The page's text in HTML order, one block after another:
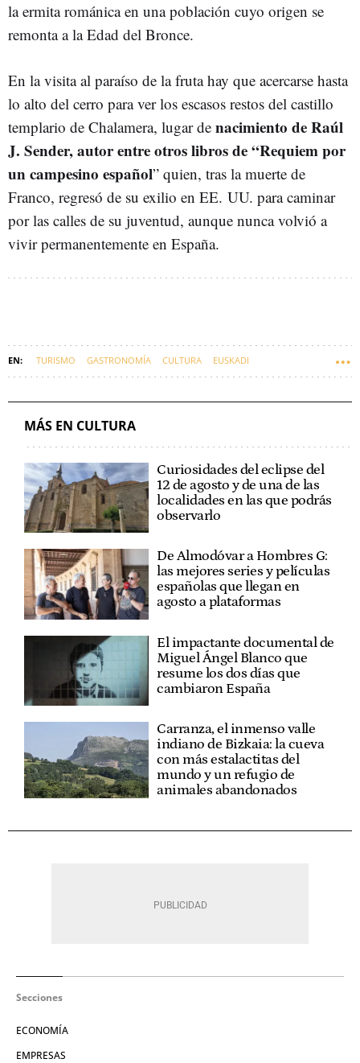
la ermita románica en una población cuyo origen se
remonta a la Edad del Bronce.
En la visita al paraíso de la fruta hay que acercarse hasta
lo alto del cerro para ver los escasos restos del castillo
templario de Chalamera, lugar de nacimiento de Raúl
J. Sender, autor entre otros libros de “Requiem por
un campesino español” quien, tras la muerte de
Franco, regresó de su exilio en EE. UU. para caminar
por las calles de su juventud, aunque nunca volvió a
vivir permanentemente en España.
TURISMO GASTRONOMÍA CULTURA EUSKADI
MÁS EN CULTURA
Curiosidades del eclipse del
12 de agosto y de una de las
localidades en las que podrás
observarlo
De Almodóvar a Hombres G:
las mejores series y películas
españolas que llegan en
agosto a plataformas
El impactante documental de
Miguel Ángel Blanco que
resume los dos días que
cambiaron España
Carranza, el inmenso valle
indiano de Bizkaia: la cueva
con más estalactitas del
mundo y un refugio de
animales abandonados
Secciones
ECONOMÍA
EMPRESAS